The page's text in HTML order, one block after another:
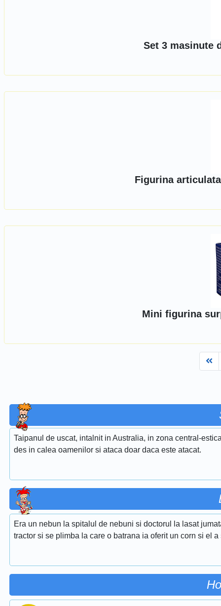
Set 3 masinute
Figurina
Mini figurina
Taipanul de uscat, intalnit in Australia, in zona central-
des in calea oamenilor si ataca doar daca este atacat.
Era un nebun la spitalul de nebuni si doctorul la lasat
tractor si se plimba la care o batrana ia oferit un corn si el